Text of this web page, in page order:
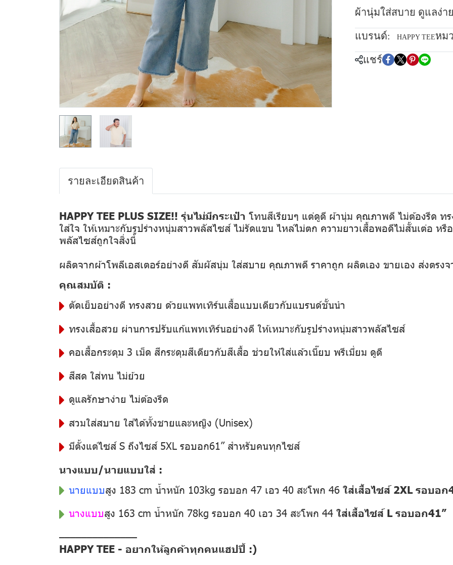
ผ้านุ่มใส่สบาย ดูแลง่า
แบรนด์: HAPPY TEEหม
แชร์
รายละเอียดสินค้า
HAPPY TEE PLUS SIZE!! รุ่นไม่มีกระเป๋า โทนสีเรียบๆ แต่ดูดี ผ้านุ่ม คุณภาพดี ไม่ต้องรีด ท
ใส่ใจ ให้เหมาะกับรูปร่างหนุ่มสาวพลัสไซส์ ไม่รัดแขน ไหล่ไม่ตก ความยาวเสื้อพอดีไม่สั้นเต่อ หรื
พลัสไซส์ถูกใจสิ่งนี้
ผลิตจากผ้าโพลีเอสเตอร์อย่างดี สัมผัสนุ่ม ใส่สบาย คุณภาพดี ราคาถูก ผลิตเอง ขายเอง ส่งตรงจ
คุณสมบัติ :
ตัดเย็บอย่างดี ทรงสวย ด้วยแพทเทิร์นเสื้อแบบเดียวกับแบรนด์ชั้นนำ
ทรงเสื้อสวย ผ่านการปรับแก้แพทเทิร์นอย่างดี ให้เหมาะกับรูปร่างหนุ่มสาวพลัสไซส์
คอเสื้อกระดุม 3 เม็ด สีกระดุมสีเดียวกับสีเสื้อ ช่วยให้ใส่แล้วเนี๊ยบ พรีเมี่ยม ดูดี
สีสด ใส่ทน ไม่ย้วย
ดูแลรักษาง่าย ไม่ต้องรีด
สวมใส่สบาย ใส่ได้ทั้งชายและหญิง (Unisex)
มีตั้งแต่ไซส์ S ถึงไซส์ 5XL รอบอก61” สำหรับคนทุกไซส์
นางแบบ/นายแบบใส่ :
นายแบบสูง 183 cm น้ำหนัก 103kg รอบอก 47 เอว 40 สะโพก 46 ใส่เสื้อไซส์ 2XL รอบอก
นางแบบสูง 163 cm น้ำหนัก 78kg รอบอก 40 เอว 34 สะโพก 44 ใส่เสื้อไซส์ L รอบอก41”
––––––––––––––
HAPPY TEE - อยากให้ลูกค้าทุกคนแฮปปี้ :)